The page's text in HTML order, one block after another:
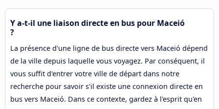
Y a-t-il une liaison directe en bus pour Maceió
?
La présence d'une ligne de bus directe vers Maceió dépend
de la ville depuis laquelle vous voyagez. Par conséquent, il
vous suffit d'entrer votre ville de départ dans notre
recherche pour savoir s'il existe une connexion directe en
bus vers Maceió. Dans ce contexte, gardez à l'esprit qu'en